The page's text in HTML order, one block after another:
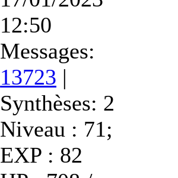
12:50
Messages:
13723 |
Synthèses: 2
Niveau : 71;
EXP : 82